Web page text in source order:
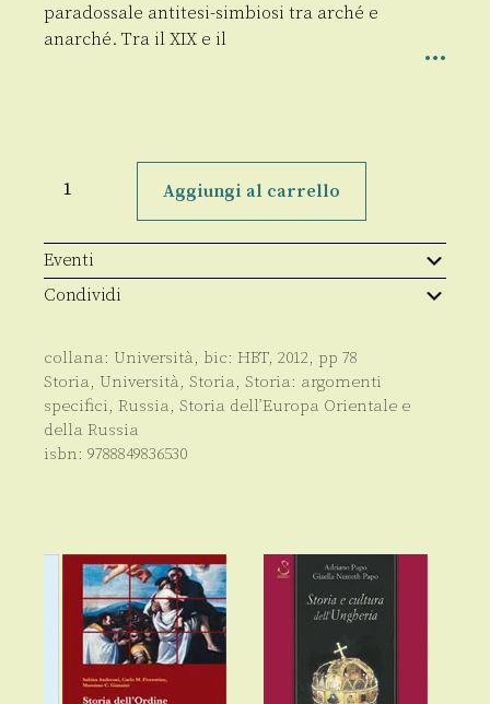
paradossale antitesi-simbiosi tra arché e
anarché. Tra il XIX e il
russa
culto
della
personalità
quantità
Aggiungi al carrello
Eventi
Condividi
collana: Università, bic: HBT, 2012, pp 78
Storia, Università, Storia, Storia: argomenti
specifici, Russia, Storia dell’Europa Orientale e
della Russia
isbn: 9788849836530